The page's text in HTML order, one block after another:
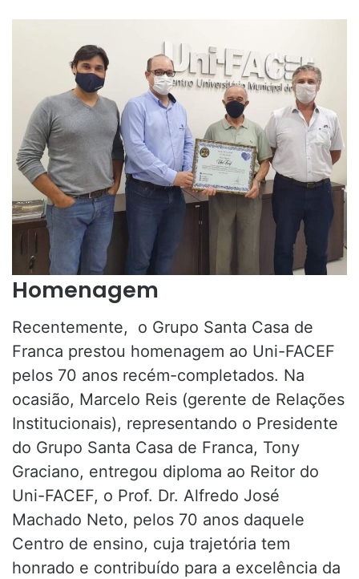
Homenagem
Recentemente, o Grupo Santa Casa de
Franca prestou homenagem ao Uni-FACEF
pelos 70 anos recém-completados. Na
ocasião, Marcelo Reis (gerente de Relações
Institucionais), representando o Presidente
do Grupo Santa Casa de Franca, Tony
Graciano, entregou diploma ao Reitor do
Uni-FACEF, o Prof. Dr. Alfredo José
Machado Neto, pelos 70 anos daquele
Centro de ensino, cuja trajetória tem
honrado e contribuído para a excelência da